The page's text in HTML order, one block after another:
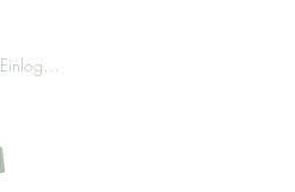
Einloggen